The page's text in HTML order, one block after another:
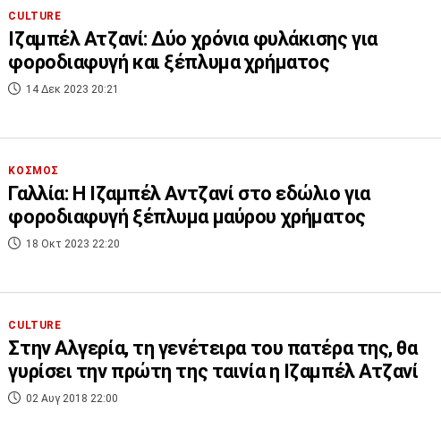
CULTURE
Ιζαμπέλ Ατζανί: Δύο χρόνια φυλάκισης για
φοροδιαφυγή και ξέπλυμα χρήματος
14 Δεκ 2023 20:21
ΚΟΣΜΟΣ
Γαλλία: Η Ιζαμπέλ Αντζανί στο εδώλιο για
φοροδιαφυγή ξέπλυμα μαύρου χρήματος
18 Οκτ 2023 22:20
CULTURE
Στην Αλγερία, τη γενέτειρα του πατέρα της, θα
γυρίσει την πρώτη της ταινία η Ιζαμπέλ Ατζανί
02 Αυγ 2018 22:00